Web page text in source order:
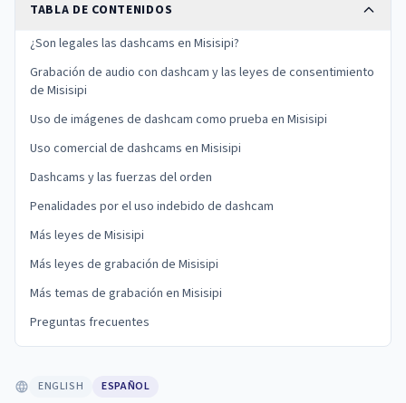
TABLA DE CONTENIDOS
¿Son legales las dashcams en Misisipi?
Grabación de audio con dashcam y las leyes de consentimiento
de Misisipi
Uso de imágenes de dashcam como prueba en Misisipi
Uso comercial de dashcams en Misisipi
Dashcams y las fuerzas del orden
Penalidades por el uso indebido de dashcam
Más leyes de Misisipi
Más leyes de grabación de Misisipi
Más temas de grabación en Misisipi
Preguntas frecuentes
ENGLISH ESPAÑOL